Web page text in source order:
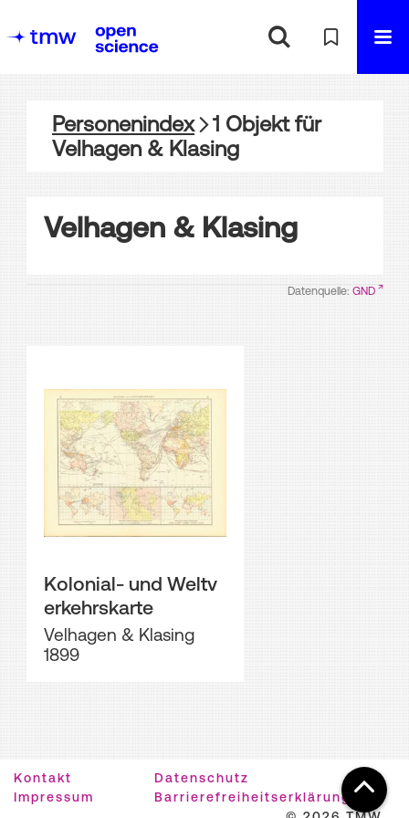
Personenindex 1 Objektfür
Velhagen & Klasing
Velhagen & Klasing
Datenquelle: GND
Kolonial- und Weltv
erkehrskarte
Velhagen & Klasing
1899
Kontakt
Datenschutz
Impressum
Barrierefreiheitserklärung